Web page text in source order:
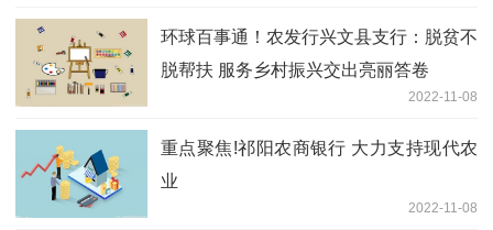
环球百事通！农发行兴文县支行：脱贫不
脱帮扶 服务乡村振兴交出亮丽答卷
2022-11-08
重点聚焦!祁阳农商银行 大力支持现代农
业
2022-11-08